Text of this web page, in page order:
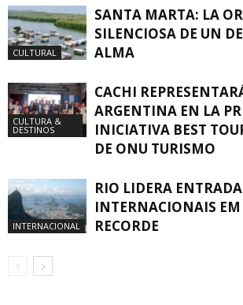
CULTURAL
SANTA MARTA: LA
SILENCIOSA DE UN
ALMA
CULTURA &
DESTINOS
CACHI
ARGENTINA EN LA
INICIATIVA BEST
DE ONU TURISMO
INTERNACIONAL
RIO LIDERA
INTERNACIONAIS EM
RECORDE